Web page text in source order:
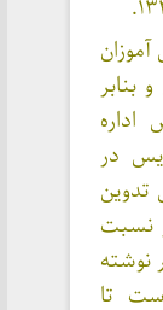
دانش آموزان
بنابر
اداره
در
نسبت
نوشته
تا